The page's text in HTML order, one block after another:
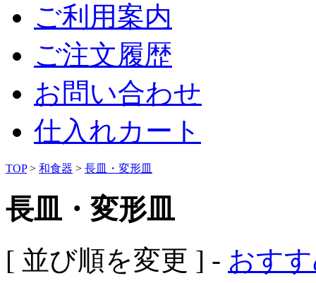
ご利用案内
ご注文履歴
お問い合わせ
仕入れカート
TOP> 和食器 > 長皿・変形皿
長皿・変形皿
[ 並び順を変更 ] - おす